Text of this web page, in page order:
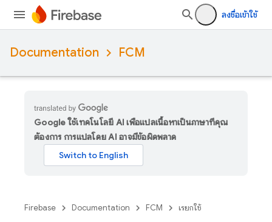
ลงชื่อเข้าใช้
Documentation FCM
Google ใช้เทคโนโลยี AI เพื่อแปลเนื้อหาเป็นภาษาที่คุณ
ต้องการ การแปลโดย AI อาจมีข้อผิดพลาด
Firebase Documentation FCM เรียกใช้